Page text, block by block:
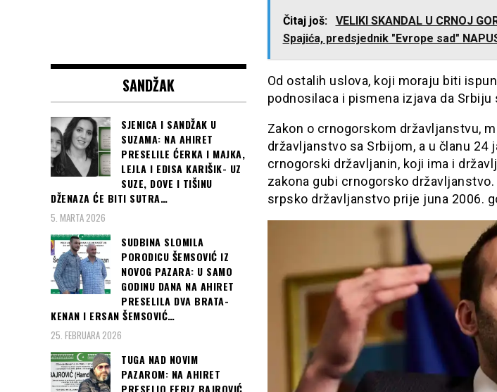
Čitaj još:
VELIKI SKANDAL U CRNOJ
Spajića, predsjednik "Evrope sad"
Od ostalih uslova, koji moraju biti
podnosilaca i pismena izjava da
Zakon o crnogorskom državljanstvu,
državljanstvo sa Srbijom, a u članu 24
crnogorski državljanin, koji ima i
zakona gubi crnogorsko
srpsko državljanstvo prije juna 2006.
SANDŽAK
SJENICA I SANDŽAK U
SUZAMA: NA AHIRET
PRESELILE ĆERKA I MAJKA,
LEJLA I EDISA KARIŠIK- UZ
SUZE, DOVE I TIŠINU
DŽENAZA ĆE BITI SUTRA…
5. MARTA 2026
SUDBINA SLOMILA
PORODICU ŠEMSOVIĆ IZ
NOVOG PAZARA: U SAMO
GODINU DANA NA AHIRET
PRESELILA DVA BRATA-
KENAN I ERSAN ŠEMSOVIĆ…
25. FEBRUARA 2026
TUGA NAD NOVIM
PAZAROM: NA AHIRET